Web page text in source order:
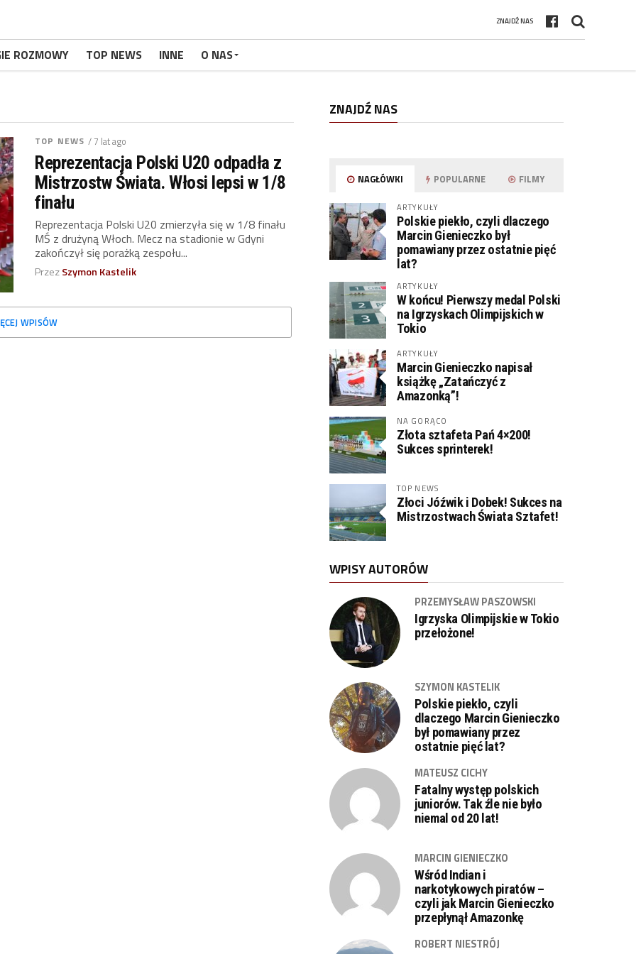
ZNAJDŹ NAS
ROZMOWY TOP NEWS INNE O NAS
TOP NEWS / 7 lat ago
Reprezentacja Polski U20 odpadła z
Mistrzostw Świata. Włosi lepsi w 1/8
finału
Reprezentacja Polski U20 zmierzyła się w 1/8 finału
MŚ z drużyną Włoch. Mecz na stadionie w Gdyni
zakończył się porażką zespołu...
PrzezSzymon Kastelik
WPISÓW
ZNAJDŹ NAS
NAGŁÓWKI POPULARNE FILMY
ARTYKUŁY
Polskie piekło, czyli dlaczego
Marcin Gienieczko był
pomawiany przez ostatnie pięć
lat?
ARTYKUŁY
W końcu! Pierwszy medal Polski
na Igrzyskach Olimpijskich w
Tokio
ARTYKUŁY
Marcin Gienieczko napisał
książkę „Zatańczyć z
Amazonką”!
NA GORĄCO
Złota sztafeta Pań 4×200!
Sukces sprinterek!
TOP NEWS
Złoci Jóźwik i Dobek! Sukces na
Mistrzostwach Świata Sztafet!
WPISY AUTORÓW
PRZEMYSŁAW PASZOWSKI
Igrzyska Olimpijskie w Tokio
przełożone!
SZYMON KASTELIK
Polskie piekło, czyli
dlaczego Marcin Gienieczko
był pomawiany przez
ostatnie pięć lat?
MATEUSZ CICHY
Fatalny występ polskich
juniorów. Tak źle nie było
niemal od 20 lat!
MARCIN GIENIECZKO
Wśród Indian i
narkotykowych piratów –
czyli jak Marcin Gienieczko
przepłynął Amazonkę
ROBERT NIESTRÓJ